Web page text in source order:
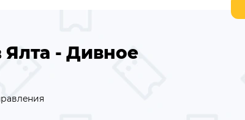
Ялта - Дивное